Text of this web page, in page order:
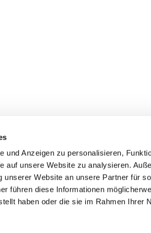
und Anzeigen zu personalisieren,
auf unsere Website zu analysieren.
unserer Website an unsere Partner für
führen diese Informationen
haben oder die sie im Rahmen Ihrer